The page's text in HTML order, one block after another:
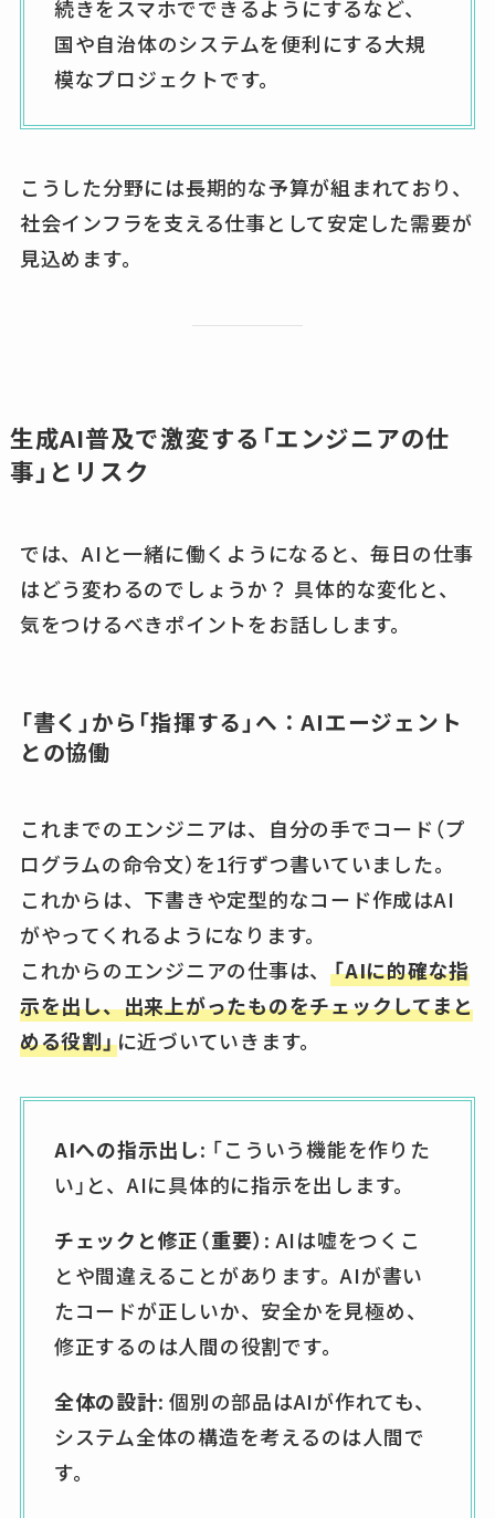
続きをスマホでできるようにするなど、
国や自治体のシステムを便利にする大規
模なプロジェクトです。
こうした分野には長期的な予算が組まれており、
社会インフラを支える仕事として安定した需要が
見込めます。
生成AI普及で激変する「エンジニアの仕
事」とリスク
では、AIと一緒に働くようになると、毎日の仕事
はどう変わるのでしょうか？ 具体的な変化と、
気をつけるべきポイントをお話しします。
「書く」から「指揮する」へ：AIエージェント
との協働
これまでのエンジニアは、自分の手でコード（プ
ログラムの命令文）を1行ずつ書いていました。
これからは、下書きや定型的なコード作成はAI
がやってくれるようになります。
これからのエンジニアの仕事は、「AIに的確な指
示を出し、出来上がったものをチェックしてまと
める役割」に近づいていきます。
AIへの指示出し: 「こういう機能を作りた
い」と、AIに具体的に指示を出します。
チェックと修正（重要） : AIは嘘をつくこ
とや間違えることがあります。AIが書い
たコードが正しいか、安全かを見極め、
修正するのは人間の役割です。
全体の設計: 個別の部品はAIが作れても、
システム全体の構造を考えるのは人間で
す。